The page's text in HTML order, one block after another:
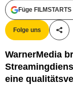
Füge
Folge uns
WarnerMedia
eine